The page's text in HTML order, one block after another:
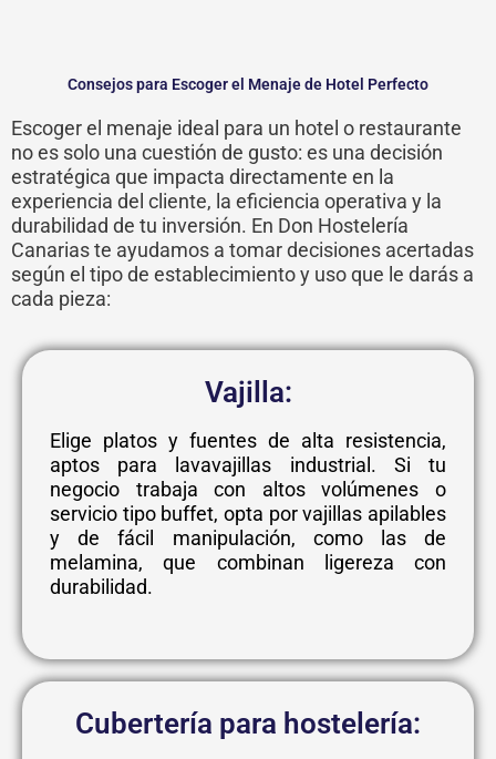
Consejos para Escoger el Menaje de Hotel Perfecto
Escoger el menaje ideal para un hotel o restaurante
no es solo una cuestión de gusto: es una decisión
estratégica que impacta directamente en la
experiencia del cliente, la eficiencia operativa y la
durabilidad de tu inversión. En Don Hostelería
Canarias te ayudamos a tomar decisiones acertadas
según el tipo de establecimiento y uso que le darás a
cada pieza:
Vajilla:
Elige platos y fuentes de alta resistencia,
aptos para lavavajillas industrial. Si tu
negocio trabaja con altos volúmenes o
servicio tipo buffet, opta por vajillas apilables
y de fácil manipulación, como las de
melamina, que combinan ligereza con
durabilidad.
Cubertería para hostelería: